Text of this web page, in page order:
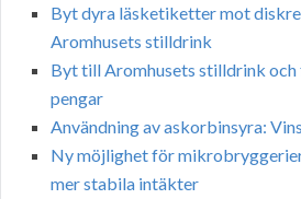
Byt dyra läsketiketter mot
Aromhusets stilldrink
Byt till Aromhusets stilldrink
pengar
Användning av askorbinsyra:
Ny möjlighet för
mer stabila intäkter